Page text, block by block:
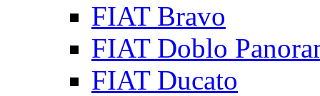
FIAT Bravo
FIAT Doblo
FIAT Ducato